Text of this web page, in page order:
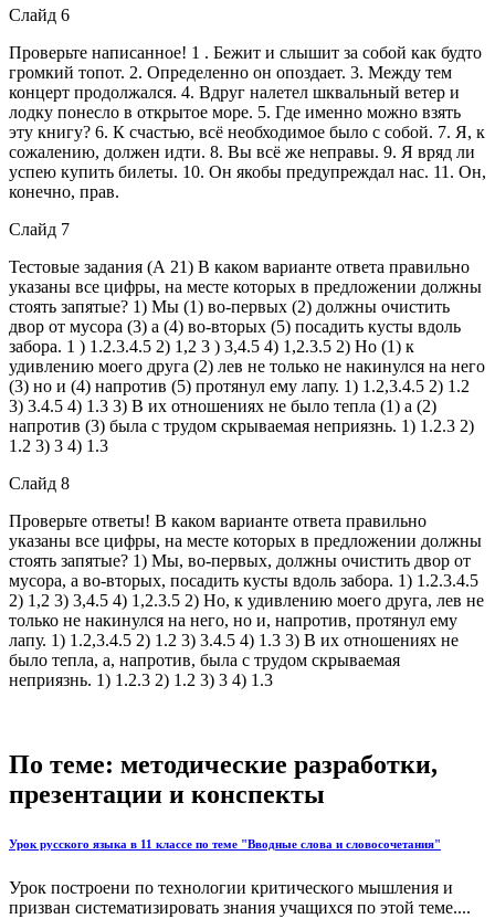
Слайд 6
Проверьте написанное! 1 . Бежит и слышит за собой как будто
громкий топот. 2. Определенно он опоздает. 3. Между тем
концерт продолжался. 4. Вдруг налетел шквальный ветер и
лодку понесло в открытое море. 5. Где именно можно взять
эту книгу? 6. К счастью, всё необходимое было с собой. 7. Я, к
сожалению, должен идти. 8. Вы всё же неправы. 9. Я вряд ли
успею купить билеты. 10. Он якобы предупреждал нас. 11. Он,
конечно, прав.
Слайд 7
Тестовые задания (А 21) В каком варианте ответа правильно
указаны все цифры, на месте которых в предложении должны
стоять запятые? 1) Мы (1) во-первых (2) должны очистить
двор от мусора (3) а (4) во-вторых (5) посадить кусты вдоль
забора. 1 ) 1.2.3.4.5 2) 1,2 3 ) 3,4.5 4) 1,2.3.5 2) Но (1) к
удивлению моего друга (2) лев не только не накинулся на него
(3) но и (4) напротив (5) протянул ему лапу. 1) 1.2,3.4.5 2) 1.2
3) 3.4.5 4) 1.3 3) В их отношениях не было тепла (1) а (2)
напротив (3) была с трудом скрываемая неприязнь. 1) 1.2.3 2)
1.2 3) 3 4) 1.3
Слайд 8
Проверьте ответы! В каком варианте ответа правильно
указаны все цифры, на месте которых в предложении должны
стоять запятые? 1) Мы, во-первых, должны очистить двор от
мусора, а во-вторых, посадить кусты вдоль забора. 1) 1.2.3.4.5
2) 1,2 3) 3,4.5 4) 1,2.3.5 2) Но, к удивлению моего друга, лев не
только не накинулся на него, но и, напротив, протянул ему
лапу. 1) 1.2,3.4.5 2) 1.2 3) 3.4.5 4) 1.3 3) В их отношениях не
было тепла, а, напротив, была с трудом скрываемая
неприязнь. 1) 1.2.3 2) 1.2 3) 3 4) 1.3
По теме: методические разработки,
презентации и конспекты
Урок русского языка в 11 классе по теме "Вводные слова и словосочетания"
Урок построени по технологии критического мышления и
призван систематизировать знания учащихся по этой теме....